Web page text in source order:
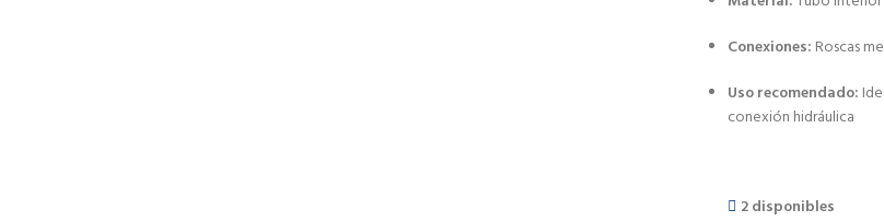
Conexiones: Roscas
Uso recomendado:
conexión hidráulica
2 disponibles